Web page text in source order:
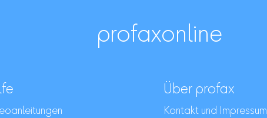
profaxonline
Über profax
Kontakt und Impressum